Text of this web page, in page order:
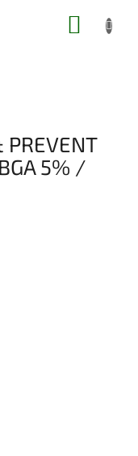
PREVENT
5% /